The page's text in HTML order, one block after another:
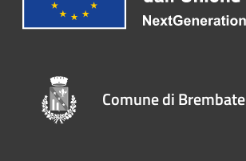
Comune di Brembate